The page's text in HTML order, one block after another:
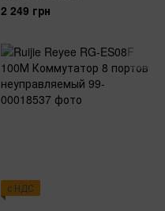
2 249 грн
с НДС